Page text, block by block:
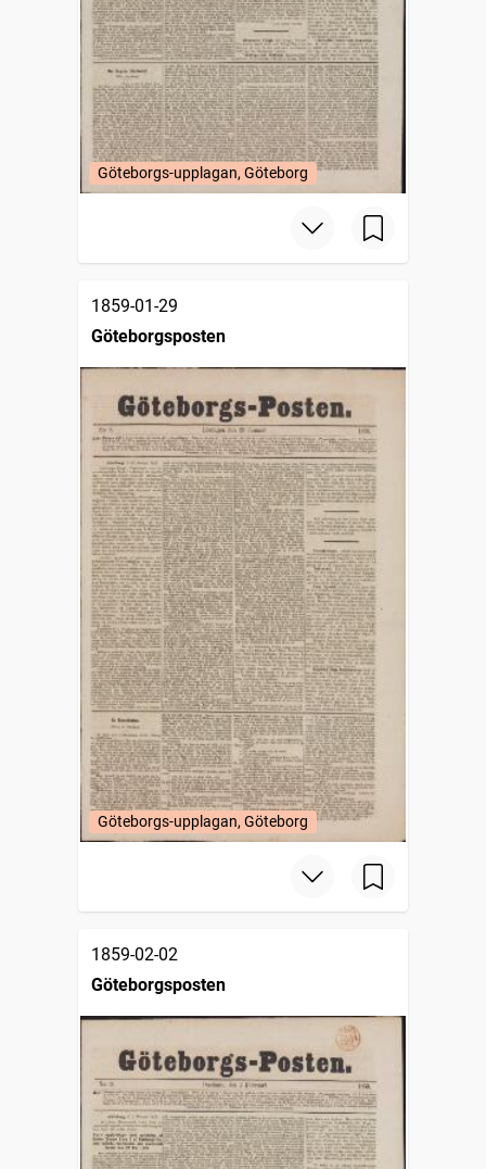
Göteborgs-upplagan, Göteborg
1859-01-29
Göteborgsposten
Göteborgs-upplagan, Göteborg
1859-02-02
Göteborgsposten